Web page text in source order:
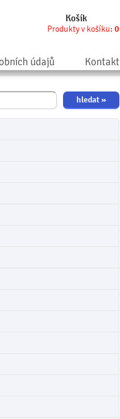
Košík
Produkty v košíku: 0
údajů Kontakt